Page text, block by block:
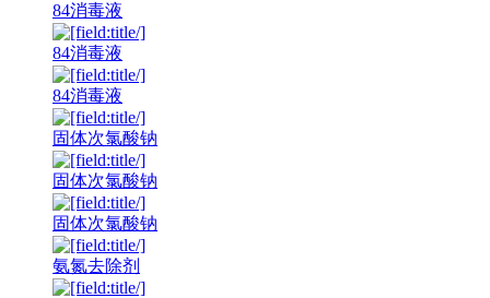
84消毒液
84消毒液
84消毒液
固体次氯酸钠
固体次氯酸钠
固体次氯酸钠
氨氮去除剂